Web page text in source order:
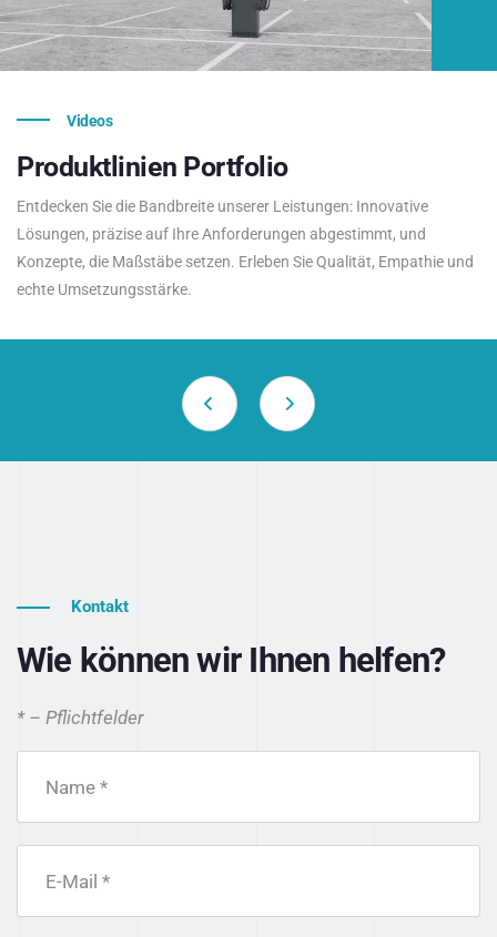
Videos
Produktlinien Portfolio
Entdecken Sie die Bandbreite unserer Leistungen: Innovative
Lösungen, präzise auf Ihre Anforderungen abgestimmt, und
Konzepte, die Maßstäbe setzen. Erleben Sie Qualität, Empathie und
echte Umsetzungsstärke.
Kontakt
Wie können wir Ihnen helfen?
* – Pflichtfelder
Name *
E-Mail *